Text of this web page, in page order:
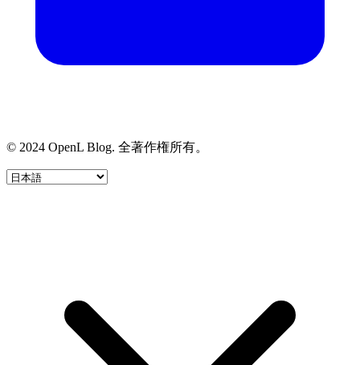
© 2024 OpenL Blog. 全著作権所有。